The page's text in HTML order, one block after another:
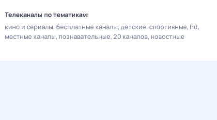
Телеканалы по тематикам:
кино и сериалы бесплатные каналы детские спортивные hd
местные каналы познавательные 20 каналов новостные